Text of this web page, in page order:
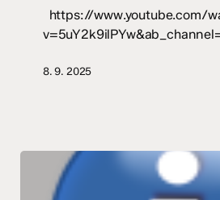
https://www.youtube.com/
8. 9. 2025